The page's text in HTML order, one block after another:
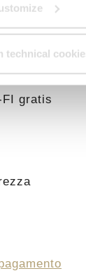
technical
FI gratis